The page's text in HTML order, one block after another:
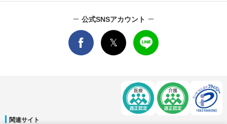
公式SNSアカウント
関連サイト